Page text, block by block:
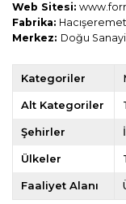
Web Sitesi:
Fabrika:
Merkez: Doğu
Kategoriler
Alt Kategoriler
Şehirler
Ülkeler
Faaliyet Alanı